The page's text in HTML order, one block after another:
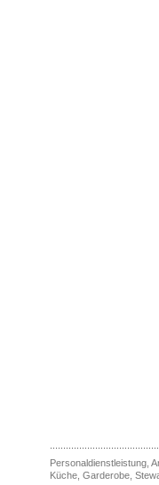
Personaldienstleistung,
Küche, Garderobe,